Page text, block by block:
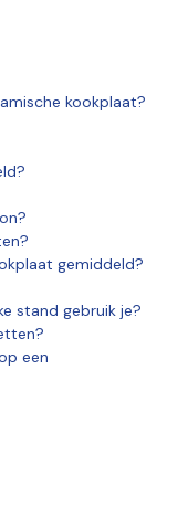
kookplaat?
gemiddeld?
stand gebruik je?
een